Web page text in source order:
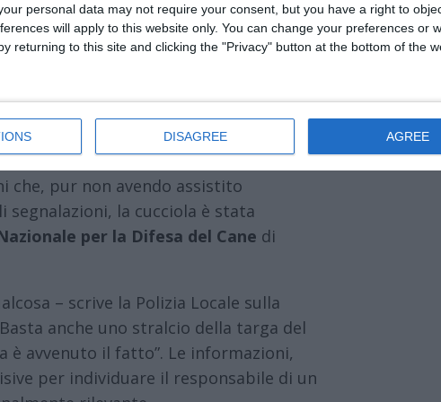
personal data may not require your consent, but you have a right to
will apply to this website only. You can change your preferences or
returning to this site and clicking the "Privacy" button at the bottom of the
DISAGREE AGREE
lancia un appello alla
avvenuto nella mattinata di
In piazza Castello, un Suv
una giovane cagnolina, trovata
che, pur non avendo assistito
la cucciola è stata
per la Difesa del Cane di
– scrive la Polizia Locale sulla
asta anche uno stralcio della targa del
è avvenuto il fatto”. Le informazioni,
per individuare il responsabile di un